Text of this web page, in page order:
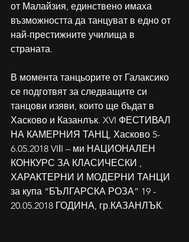
от Малайзия, единствено имаха
възможността да танцуват в едно от
най-престижните училища в
страната.
В момента танцьорите от Галаксико
се подготвят за следващите си
танцови изяви, които ще бъдат в
Хасково и Казанлък. XVI ФЕСТИВАЛ
НА КАМЕРНИЯ ТАНЦ, Хасково 5-
6.05.2018 VIІI – ми НАЦИОНАЛЕН
КОНКУРС ЗА КЛАСИЧЕСКИ ,
ХАРАКТЕРНИ И МОДЕРНИ ТАНЦИ
за купа “БЪЛГАРСКА РОЗА” 19 -
20.05.2018 ГОДИНА, гр.КАЗАНЛЪК.